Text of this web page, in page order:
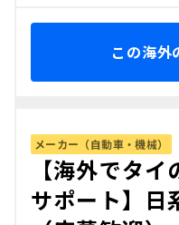
この海外
メーカー（自動車・機械）
【海外でタ
サポート】日